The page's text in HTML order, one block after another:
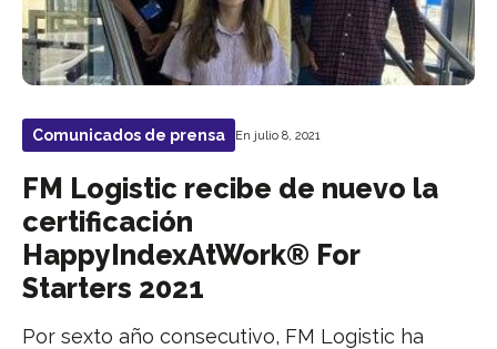
Comunicados de prensa En julio 8, 2021
FM Logistic recibe de nuevo la
certificación
HappyIndexAtWork® For
Starters 2021
Por sexto año consecutivo, FM Logistic ha